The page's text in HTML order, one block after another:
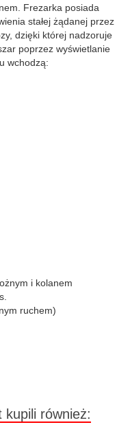
Frezarka posiada
stałej żądanej przez
dzięki której nadzoruje
poprzez wyświetlanie
wchodzą:
i kolanem
ruchem)
kupili również: